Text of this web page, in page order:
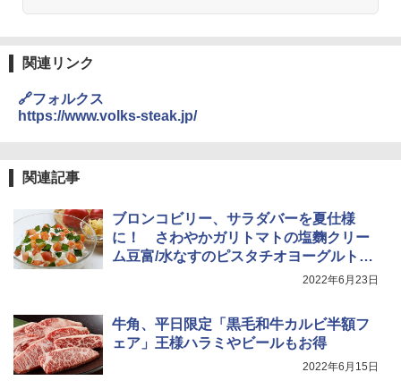
￥26,130
0℃ 1段調理 フラットテーブル 電子レン
ジ 赤外線センサー ノンフライ調理 簡単
お手入れ 小型 新生活 一人暮らし 二人暮
関連リンク
🔗フォルクス
https://www.volks-steak.jp/
関連記事
ブロンコビリー、サラダバーを夏仕様
に！ さわやかガリトマトの塩麴クリー
ム豆富/水なすのピスタチオヨーグルト和
2022年6月23日
牛角、平日限定「黒毛和牛カルビ半額フ
ェア」王様ハラミやビールもお得
2022年6月15日